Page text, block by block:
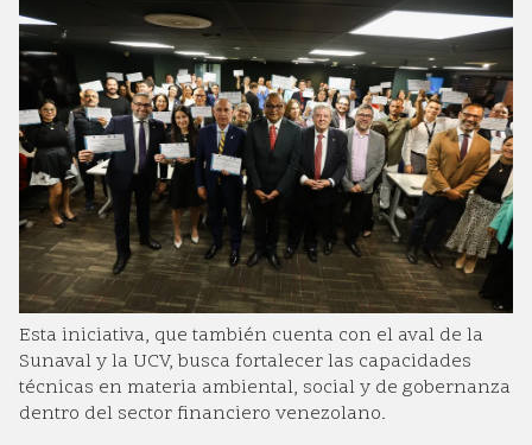
Esta iniciativa, que también cuenta con el aval de la
Sunaval y la UCV, busca fortalecer las capacidades
técnicas en materia ambiental, social y de gobernanza
dentro del sector financiero venezolano.